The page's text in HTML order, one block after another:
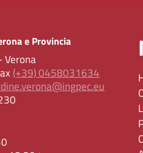
e Provincia
Verona
(+39) 0458031634